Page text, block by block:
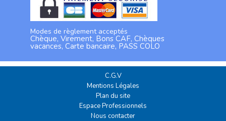
Modes de règlement acceptés
Chèque, Virement, Bons CAF, Chèques
vacances, Carte bancaire, PASS COLO
C.G.V
Mentions Légales
Plan du site
Espace Professionnels
Nous contacter